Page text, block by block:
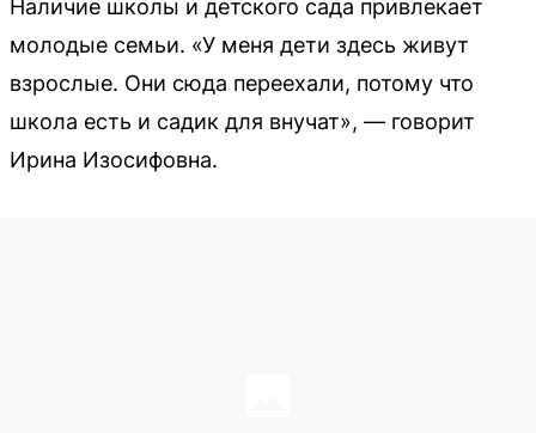
Наличие школы и детского сада привлекает
молодые семьи. «У меня дети здесь живут
взрослые. Они сюда переехали, потому что
школа есть и садик для внучат», — говорит
Ирина Изосифовна.